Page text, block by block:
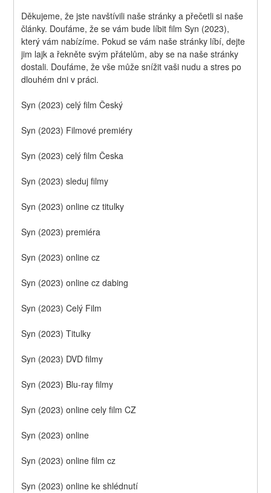
Děkujeme, že jste navštívili naše stránky a přečetli si naše
články. Doufáme, že se vám bude líbit film Syn (2023),
který vám nabízíme. Pokud se vám naše stránky líbí, dejte
jim lajk a řekněte svým přátelům, aby se na naše stránky
dostali. Doufáme, že vše může snížit vaši nudu a stres po
dlouhém dni v práci.
Syn (2023) celý film Český
Syn (2023) Filmové premiéry
Syn (2023) celý film Česka
Syn (2023) sleduj filmy
Syn (2023) online cz titulky
Syn (2023) premiéra
Syn (2023) online cz
Syn (2023) online cz dabing
Syn (2023) Celý Film
Syn (2023) Titulky
Syn (2023) DVD filmy
Syn (2023) Blu-ray filmy
Syn (2023) online cely film CZ
Syn (2023) online
Syn (2023) online film cz
Syn (2023) online ke shlédnutí